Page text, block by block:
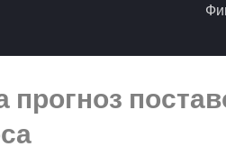
прогноз